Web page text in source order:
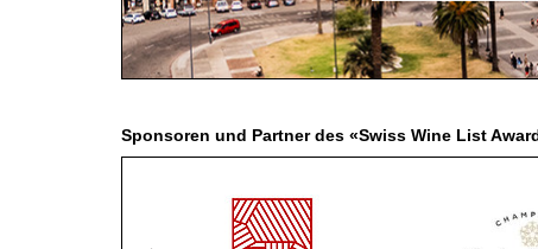
CGV & PROTECTION DES
Sponsoren und Partner des «Swiss Wine List